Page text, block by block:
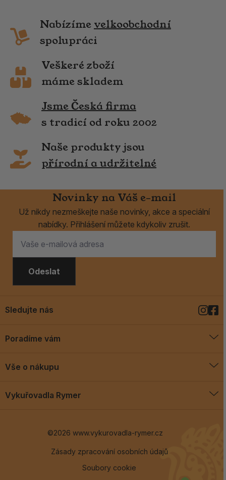
Nabízíme velkoobchodní
spolupráci
Veškeré zboží
máme skladem
Jsme Česká firma
s tradicí od roku 2002
Naše produkty jsou
přírodní a udržitelné
Novinky na Váš e-mail
Už nikdy nezmeškejte naše novinky, akce a speciální
nabídky. Přihlášení můžete kdykoliv zrušit.
Odeslat
Poradíme vám
Blog
Vše o nákupu
Vykuřovadla Rymer
Sledujte nás
©2026 www.vykurovadla-rymer.cz
Zásady zpracování osobních údajů
Soubory cookie